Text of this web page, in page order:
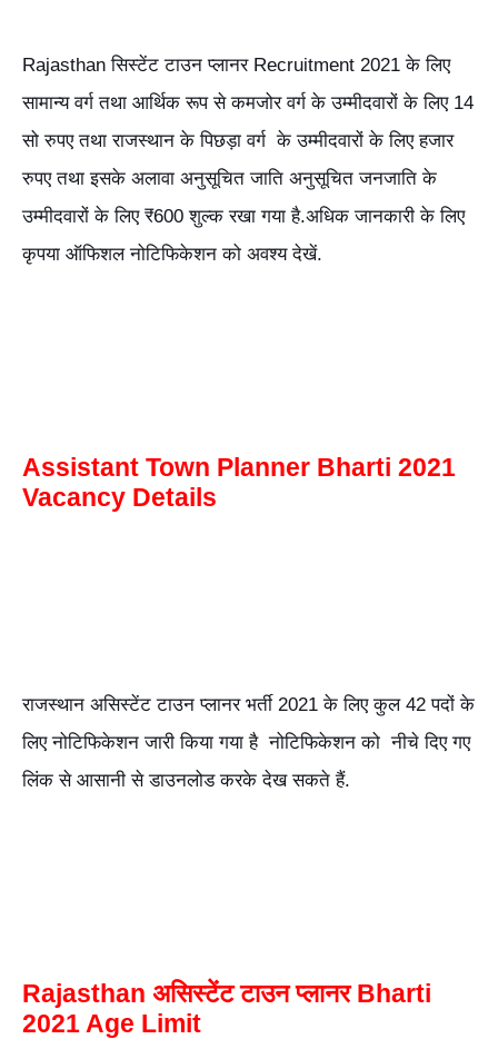
Rajasthan सिस्टेंट टाउन प्लानर Recruitment 2021 के लिए
सामान्य वर्ग तथा आर्थिक रूप से कमजोर वर्ग के उम्मीदवारों के लिए 14
सो रुपए तथा राजस्थान के पिछड़ा वर्ग के उम्मीदवारों के लिए हजार
रुपए तथा इसके अलावा अनुसूचित जाति अनुसूचित जनजाति के
उम्मीदवारों के लिए ₹600 शुल्क रखा गया है.अधिक जानकारी के लिए
कृपया ऑफिशल नोटिफिकेशन को अवश्य देखें.
Assistant Town Planner Bharti 2021
Vacancy Details
राजस्थान असिस्टेंट टाउन प्लानर भर्ती 2021 के लिए कुल 42 पदों के
लिए नोटिफिकेशन जारी किया गया है नोटिफिकेशन को नीचे दिए गए
लिंक से आसानी से डाउनलोड करके देख सकते हैं.
Rajasthan असिस्टेंट टाउन प्लानर Bharti
2021 Age Limit